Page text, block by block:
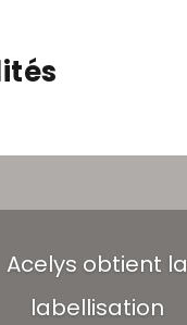
Acelys obtient la
labellisation